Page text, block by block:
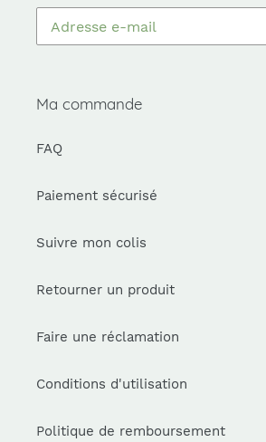
Ma commande
FAQ
Paiement sécurisé
Suivre mon colis
Retourner un produit
Faire une réclamation
Conditions d'utilisation
Politique de remboursement